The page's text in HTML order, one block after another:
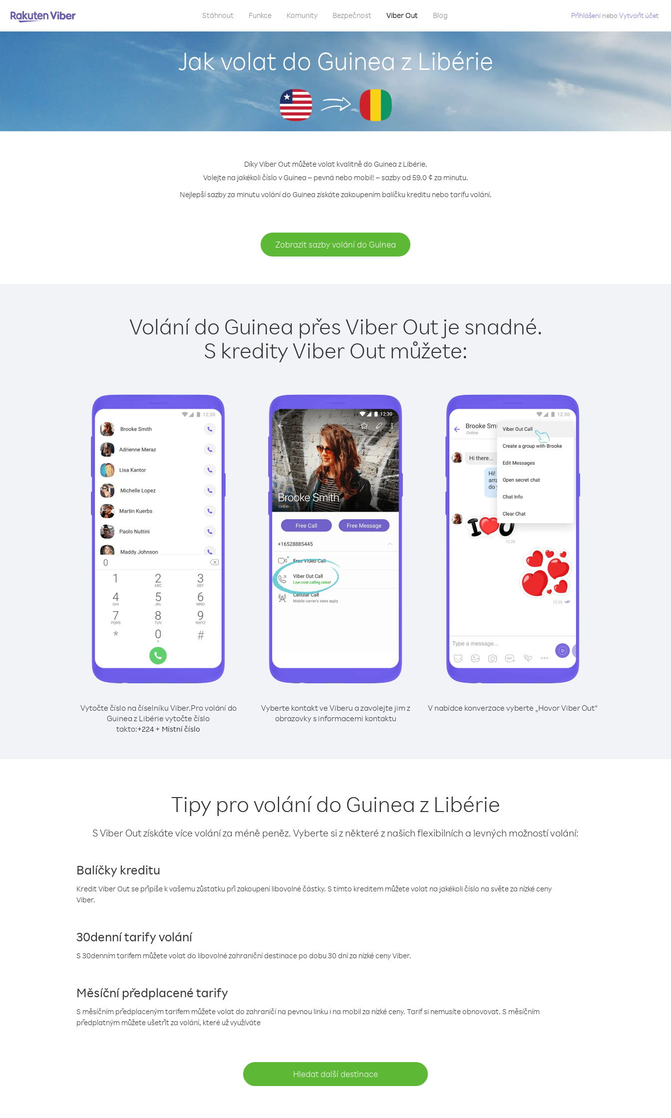
Stáhnout Funkce Komunity Bezpečnost Viber Out Blog Přihlášení neboVytvořit účet
Jak volat do Guinea z Libérie
Díky Viber Out můžete volat kvalitně do Guinea z Libérie.
Volejte na jakékoli číslo v Guinea – pevná nebo mobil! – sazby od 59.0 ¢ za minutu.
Nejlepší sazby za minutu volání do Guinea získáte zakoupením balíčku kreditu nebo tarifu volání.
Zobrazit sazby volání do Guinea
Volání do Guinea přes Viber Out je snadné.
S kredity Viber Out můžete:
Vytočte číslo na číselníku Viber.Pro volání do
Guinea z Libérie vytočte číslo
takto:+224 + Místní číslo
Vyberte kontakt ve Viberu a zavolejte jim z
obrazovky s informacemi kontaktu
V nabídce konverzace vyberte „Hovor Viber Out“
Tipy pro volání do Guinea z Libérie
S Viber Out získáte více volání za méně peněz. Vyberte si z některé z našich flexibilních a levných možností volání:
Balíčky kreditu
Kredit Viber Out se připíše k vašemu zůstatku při zakoupení libovolné částky. S tímto kreditem můžete volat na jakékoli číslo na světe za nízké ceny
Viber.
30denní tarify volání
S 30denním tarifem můžete volat do libovolné zahraniční destinace po dobu 30 dní za nízké ceny Viber.
Měsíční předplacené tarify
S měsíčním předplaceným tarifem můžete volat do zahraničí na pevnou linku i na mobil za nízké ceny. Tarif si nemusíte obnovovat. S měsíčním
předplatným můžete ušetřit za volání, které už využíváte
Hledat další destinace